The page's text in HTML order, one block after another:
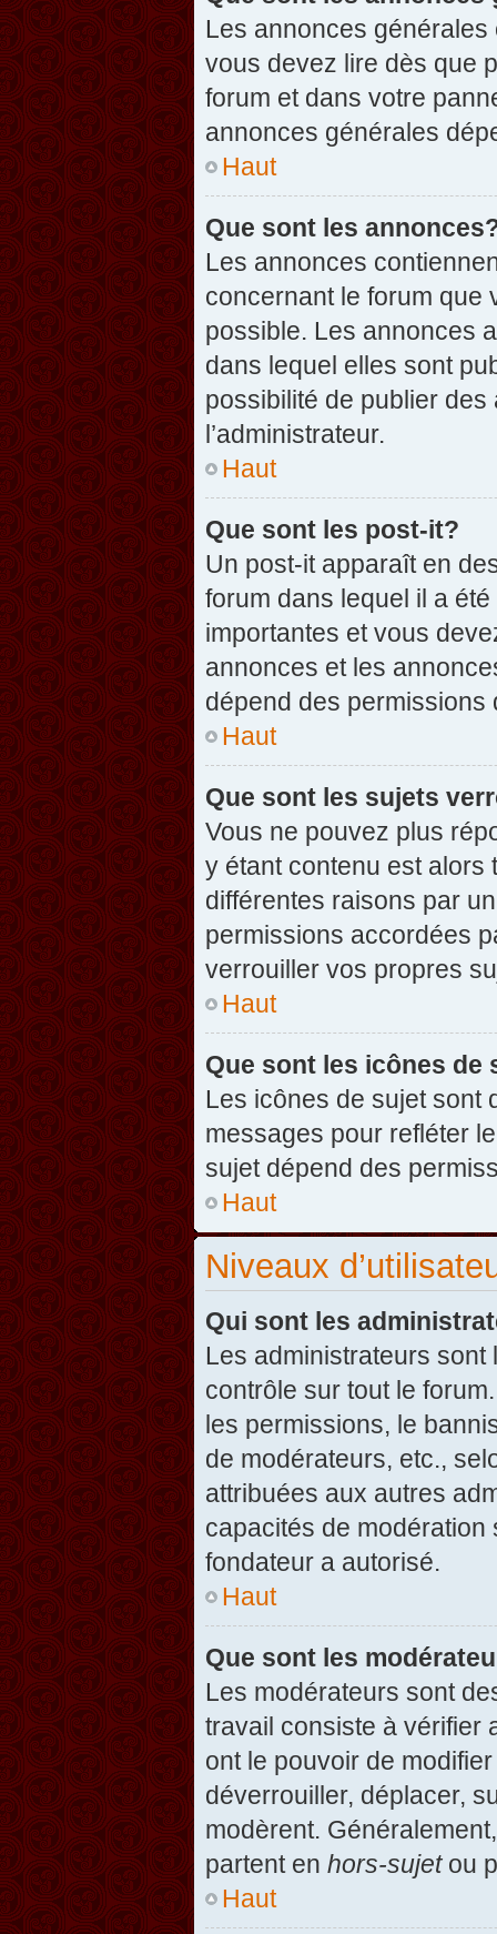
Les annonces
vous devez lire dès que
forum et dans votre
annonces générales
Haut
Que sont les
Les annonces
concernant le forum que
possible. Les annonces
dans lequel elles sont
possibilité de publier
l’administrateur.
Haut
Que sont les post-it?
Un post-it apparaît en
forum dans lequel il a
importantes et vous
annonces et les
dépend des permissions
Haut
Que sont les sujets
Vous ne pouvez plus
y étant contenu est alors
différentes raisons par
permissions accordées
verrouiller vos propres
Haut
Que sont les icônes de
Les icônes de sujet sont
messages pour refléter
sujet dépend des
Haut
Niveaux
Qui sont les
Les administrateurs
contrôle sur tout le
les permissions, le
de modérateurs, etc.,
attribuées aux autres
capacités de modération
fondateur a autorisé.
Haut
Que sont les
Les modérateurs sont
travail consiste à vérifier
ont le pouvoir de
déverrouiller, déplacer,
modèrent.
partent en hors-sujetou
Haut